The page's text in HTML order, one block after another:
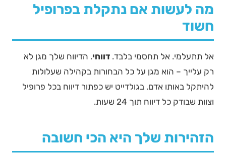
מה לעשות אם נתקלת בפרופיל
חשוד
אל תתעלמי. אל תחסמי בלבד. דווחי. הדיווח שלך מגן לא
רק עלייך – הוא מגן על כל הבחורות בקהילה שעלולות
להיתקל באותו אדם. בגולדייט יש כפתור דיווח בכל פרופיל
וצוות שבודק כל דיווח תוך 24 שעות.
הזהירות שלך היא הכי חשובה